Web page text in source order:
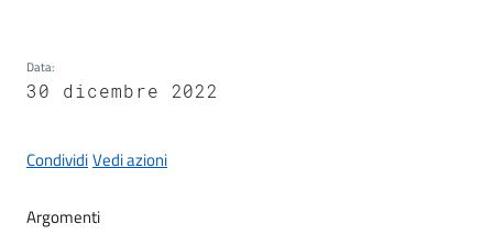
Protezione
civile
Cavezzo
Data:
30 dicembre 2022
CondividiVedi azioni
Argomenti